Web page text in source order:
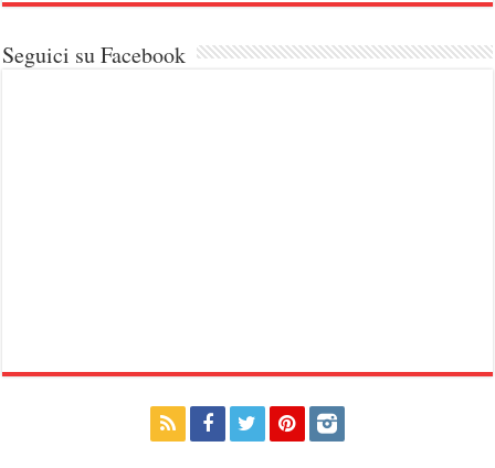
Seguici su Facebook